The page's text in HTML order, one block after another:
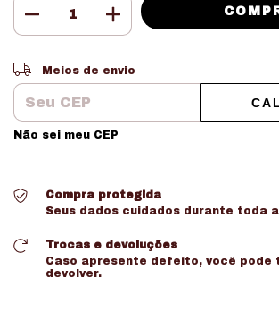
Entregas para o CEP:
Meios de envio
Não sei meu CEP
Compra protegida
Seus dados cuidados durante toda
Trocas e devoluções
Caso apresente defeito, você pode
devolver.